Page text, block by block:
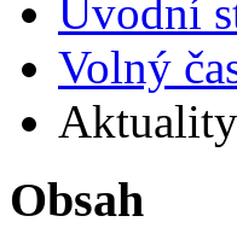
Úvodní
Volný
Aktuality
Obsah